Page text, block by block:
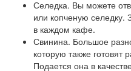
Селедка. Вы можете
или копченую селедку.
в каждом кафе.
Свинина. Большое
которую также готовят
Подается она в